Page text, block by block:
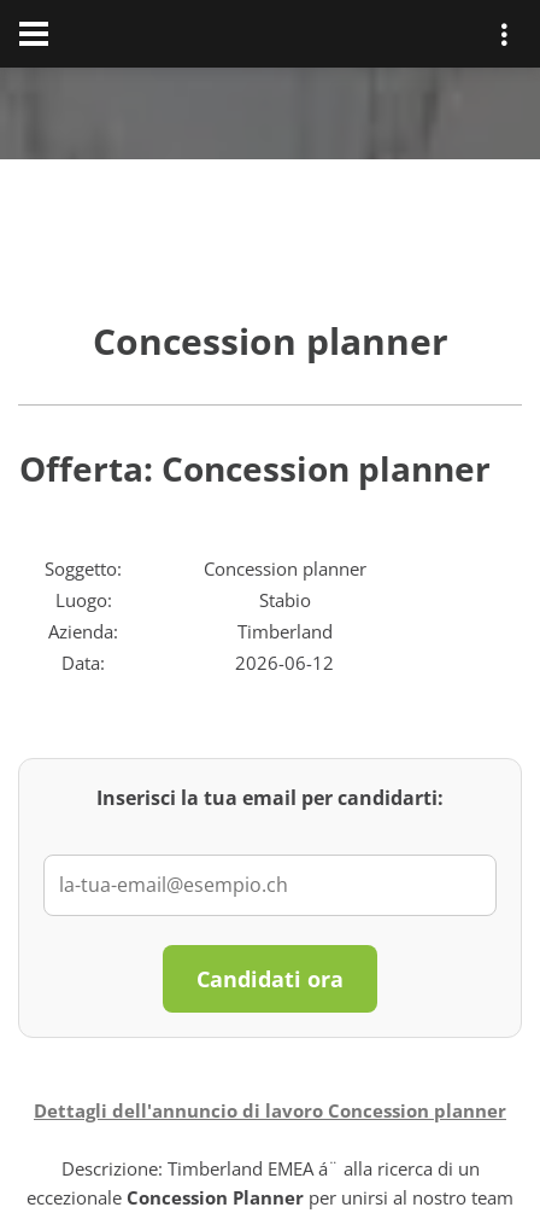
Concession planner
Offerta: Concession planner
Soggetto:
Concession planner
Luogo:
Stabio
Azienda:
Timberland
Data:
2026-06-12
Inserisci la tua email per candidarti:
Candidati ora
Dettagli dell'annuncio di lavoro Concession planner
Descrizione: Timberland EMEA á¨ alla ricerca di un
eccezionale Concession Planner per unirsi al nostro team